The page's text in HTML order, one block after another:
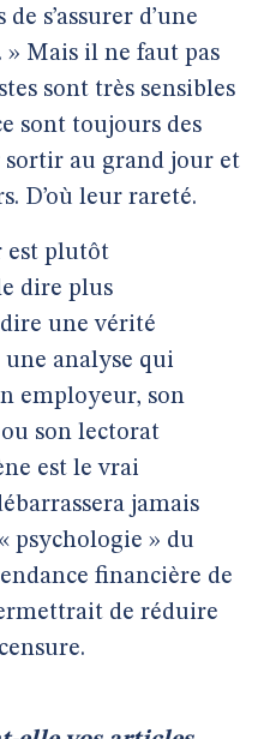
s’assurer d’une
Mais il ne faut pas
sont très sensibles
sont toujours des
sortir au grand jour et
D’où leur rareté.
est plutôt
dire plus
une vérité
analyse qui
employeur, son
son lectorat
est le vrai
jamais
psychologie » du
financière de
de réduire